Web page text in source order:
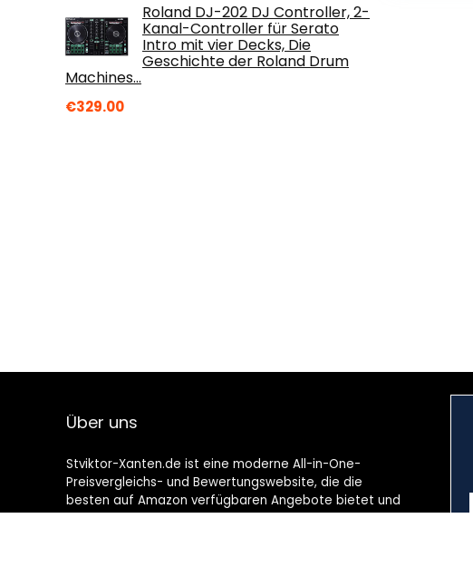
Roland DJ-202 DJ Controller, 2-
Kanal-Controller für Serato
Intro mit vier Decks, Die
Geschichte der Roland Drum
Machines…
€329.00
Über uns
Stviktor-Xanten.de ist eine moderne All-in-One-
Preisvergleichs- und Bewertungswebsite, die die
besten auf Amazon verfügbaren Angebote bietet und
Sie durch die neuesten hinzugefügten Blogs auf dem